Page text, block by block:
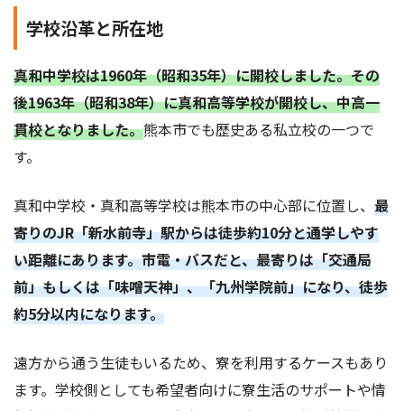
学校沿革と所在地
真和中学校は1960年（昭和35年）に開校しました。その
後1963年（昭和38年）に真和高等学校が開校し、中高一
貫校となりました。熊本市でも歴史ある私立校の一つで
す。
真和中学校・真和高等学校は熊本市の中心部に位置し、 最
寄りのJR「新水前寺」駅からは徒歩約10分と通学しやす
い距離にあります。市電・バスだと、最寄りは「交通局
前」もしくは「味噌天神」、「九州学院前」になり、徒歩
約5分以内になります。
遠方から通う生徒もいるため、寮を利用するケースもあり
ます。学校側としても希望者向けに寮生活のサポートや情